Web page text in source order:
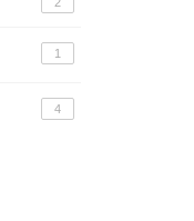
1
4